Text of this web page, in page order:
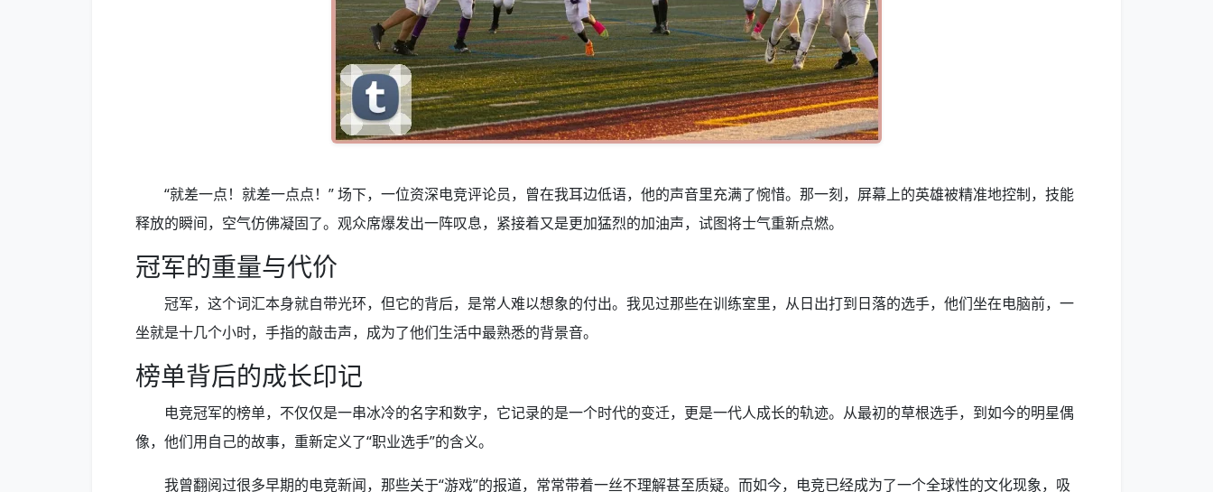
“就差一点！就差一点点！” 场下，一位资深电竞评论员，曾在我耳边低语，他的声音里充满了惋惜。那一刻，屏幕上的英雄被精准地控制，技能
释放的瞬间，空气仿佛凝固了。观众席爆发出一阵叹息，紧接着又是更加猛烈的加油声，试图将士气重新点燃。
冠军的重量与代价
冠军，这个词汇本身就自带光环，但它的背后，是常人难以想象的付出。我见过那些在训练室里，从日出打到日落的选手，他们坐在电脑前，一
坐就是十几个小时，手指的敲击声，成为了他们生活中最熟悉的背景音。
榜单背后的成长印记
电竞冠军的榜单，不仅仅是一串冰冷的名字和数字，它记录的是一个时代的变迁，更是一代人成长的轨迹。从最初的草根选手，到如今的明星偶
像，他们用自己的故事，重新定义了“职业选手”的含义。
我曾翻阅过很多早期的电竞新闻，那些关于“游戏”的报道，常常带着一丝不理解甚至质疑。而如今，电竞已经成为了一个全球性的文化现象，吸